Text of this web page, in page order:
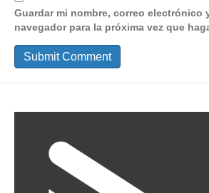
Guardar mi nombre, correo electrónico
navegador para la próxima vez que